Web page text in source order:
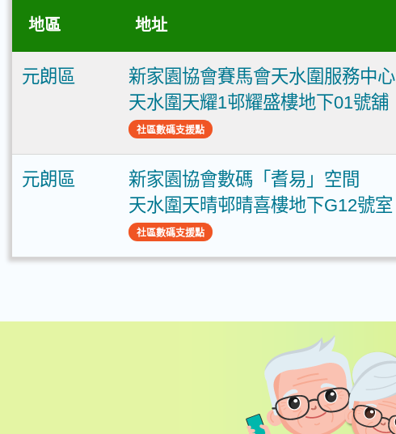
地區 地址
元朗區
新家園協會賽馬會天水圍服務中心
天水圍天耀1邨耀盛樓地下01號舖
社區數碼支援點
元朗區
新家園協會數碼「耆易」空間
天水圍天晴邨晴喜樓地下G12號室
社區數碼支援點